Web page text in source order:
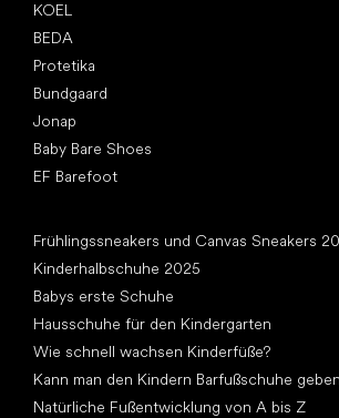
KOEL
BEDA
Protetika
Bundgaard
Jonap
Baby Bare Shoes
EF Barefoot
Frühlingssneakers und Canvas Sneakers
Kinderhalbschuhe 2025
Babys erste Schuhe
Hausschuhe für den Kindergarten
Wie schnell wachsen Kinderfüße?
Kann man den Kindern Barfußschuhe
Natürliche Fußentwicklung von A bis Z